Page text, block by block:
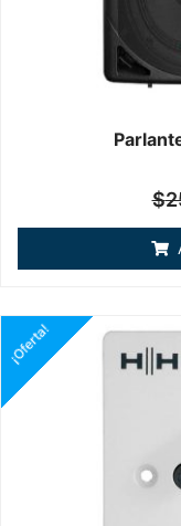
$
¡Oferta!